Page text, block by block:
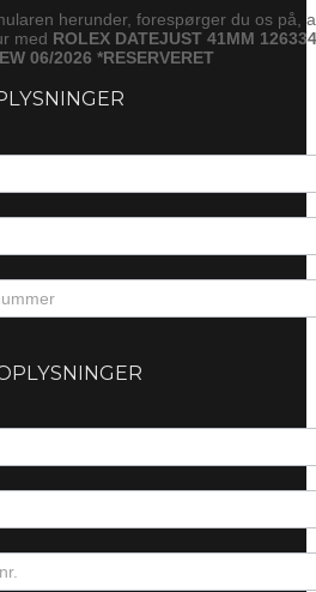
herunder, forespørger du os på,
med ROLEX DATEJUST 41MM 126334
06/2026 *RESERVERET